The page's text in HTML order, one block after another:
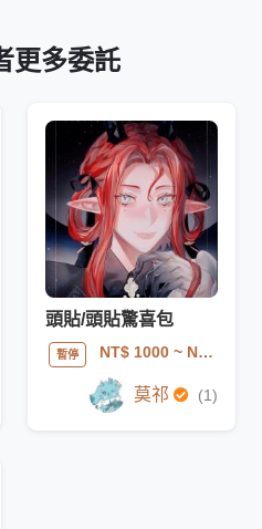
更多委託
頭貼/頭貼驚喜包
暫停 NT$ 1000~ NT$ 1400
莫祁 (1)